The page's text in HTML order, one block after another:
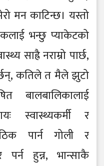
मन काटिन्छ। यस्तो
भन्छु प्याकेटको
साह्रै नराम्रो पार्छ,
कतिले त मैले झुटो
बालबालिकालाई
स्वास्थ्यकर्मी र
पार्न गोली र
पर्न हुन्न, भान्साकै